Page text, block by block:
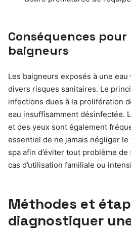
Conséquences
baigneurs
Les baigneurs exposés à une eau
divers risques sanitaires. Le
infections dues à la prolifération
eau insuffisamment désinfectée.
et des yeux sont également
essentiel de ne jamais négliger le
spa afin d’éviter tout problème
cas d’utilisation familiale ou
Méthodes et
diagnostiquer